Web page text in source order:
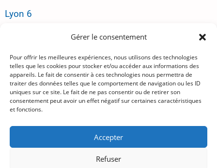
Gérer le consentement
Pour offrir les meilleures expériences, nous utilisons des technologies
telles que les cookies pour stocker et/ou accéder aux informations des
appareils. Le fait de consentir à ces technologies nous permettra de
traiter des données telles que le comportement de navigation ou les ID
uniques sur ce site. Le fait de ne pas consentir ou de retirer son
consentement peut avoir un effet négatif sur certaines caractéristiques
et fonctions.
Accepter
Refuser
Lyon 6
Tarifs
Mentions légales